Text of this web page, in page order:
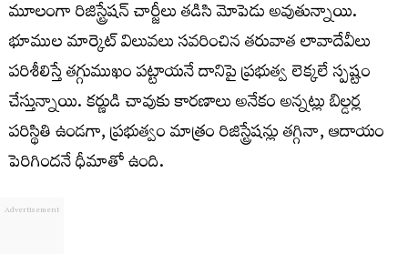
మూలంగా రిజిస్ట్రేషన్ చార్జీలు తడిసి మోపెడు అవుతున్నాయి.
భూముల మార్కెట్ విలువలు సవరించిన తరువాత లావాదేవీలు
పరిశీలిస్తే తగ్గుముఖం పట్టాయనే దానిపై ప్రభుత్వ లెక్కలే స్పష్టం
చేస్తున్నాయి. కర్ణుడి చావుకు కారణాలు అనేకం అన్నట్లు బిల్డర్ల
పరిస్థితి ఉండగా, ప్రభుత్వం మాత్రం రిజిస్ట్రేషన్లు తగ్గినా, ఆదాయం
పెరిగిందనే ధీమాతో ఉంది.